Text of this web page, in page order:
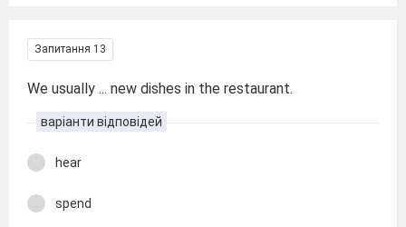
Запитання 13
We usually ... new dishes in the restaurant.
варіанти відповідей
hear
spend